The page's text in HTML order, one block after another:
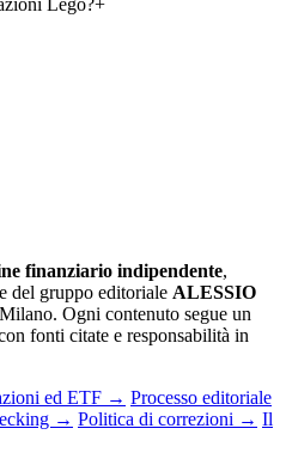
Lego?+
finanziario indipendente,
del gruppo editoriale ALESSIO
Ogni contenuto segue un
fonti citate e responsabilità in
ed ETF → Processo editoriale
→ Politica di correzioni → Il